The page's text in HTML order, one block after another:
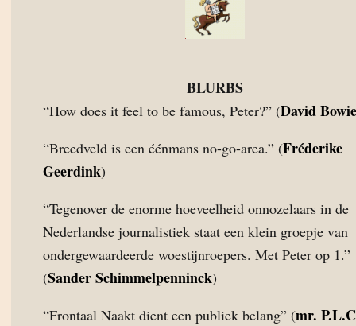
BLURBS
“How does it feel to be famous, Peter?” (David Bowie
“Breedveld is een éénmans no-go-area.” (Fréderike
Geerdink)
“Tegenover de enorme hoeveelheid onnozelaars in de
Nederlandse journalistiek staat een klein groepje van
ondergewaardeerde woestijnroepers. Met Peter op 1.”
(Sander Schimmelpenninck)
“Frontaal Naakt dient een publiek belang” (mr.